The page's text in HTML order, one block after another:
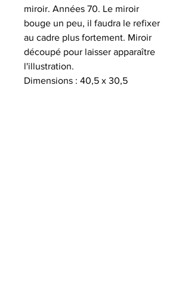
miroir. Années 70. Le miroir
bouge un peu, il faudra le refixer
au cadre plus fortement. Miroir
découpé pour laisser apparaître
l'illustration.
Dimensions : 40,5 x 30,5